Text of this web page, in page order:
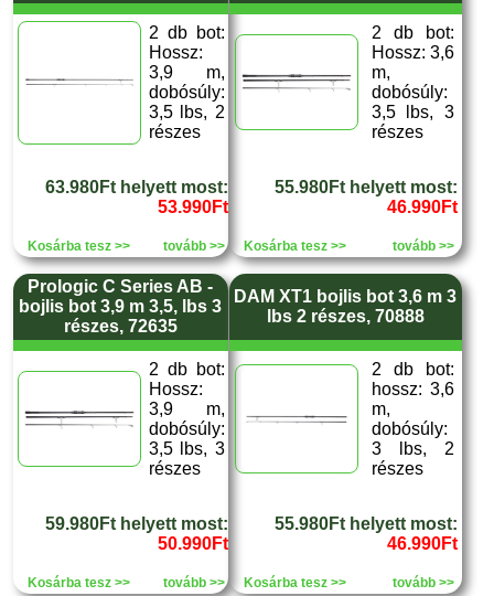
2 db bot:
Hossz:
3,9 m,
dobósúly:
3,5 lbs, 2
részes
63.980Ft helyett most:
53.990Ft
Kosárba tesz >> tovább >>
2 db bot:
Hossz: 3,6
m,
dobósúly:
3,5 lbs, 3
részes
55.980Ft helyett most:
46.990Ft
Kosárba tesz >> tovább >>
Prologic C Series AB -
bojlis bot 3,9 m 3,5, lbs 3
részes, 72635
2 db bot:
Hossz:
3,9 m,
dobósúly:
3,5 lbs, 3
részes
59.980Ft helyett most:
50.990Ft
Kosárba tesz >> tovább >>
DAM XT1 bojlis bot 3,6 m 3
lbs 2 részes, 70888
2 db bot:
hossz: 3,6
m,
dobósúly:
3 lbs, 2
részes
55.980Ft helyett most:
46.990Ft
Kosárba tesz >> tovább >>